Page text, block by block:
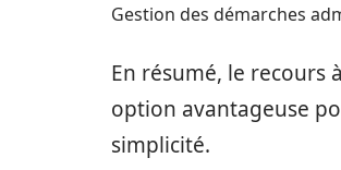
Gestion des démarches
En résumé, le recours
option avantageuse
simplicité.